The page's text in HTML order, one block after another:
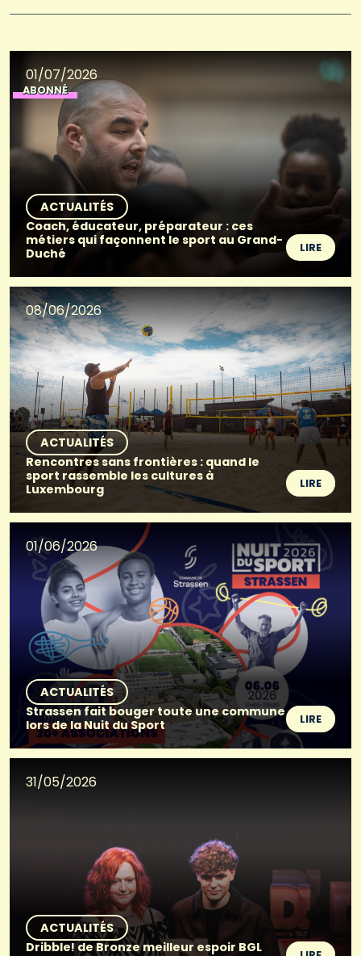
01/07/2026
ABONNÉ
ACTUALITÉS
Coach, éducateur, préparateur : ces
métiers qui façonnent le sport au Grand-
Duché
LIRE
08/06/2026
ACTUALITÉS
Rencontres sans frontières : quand le
sport rassemble les cultures à
Luxembourg
LIRE
01/06/2026
ACTUALITÉS
Strassen fait bouger toute une commune
lors de la Nuit du Sport
LIRE
31/05/2026
ACTUALITÉS
Dribble! de Bronze meilleur espoir BGL